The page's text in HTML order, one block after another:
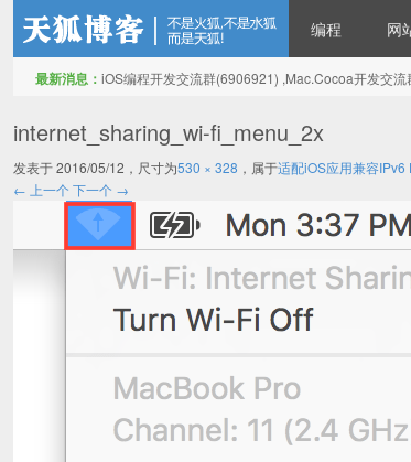
编程 网
最新消息： iOS编程开发交流群(6906921) ,Mac.Cocoa开发交
internet_sharing_wi-fi_menu_2x
发表于2016/05/12 ，尺寸为530 × 328 ，属于适配iOS应用兼容
← 上一个 下一个 →